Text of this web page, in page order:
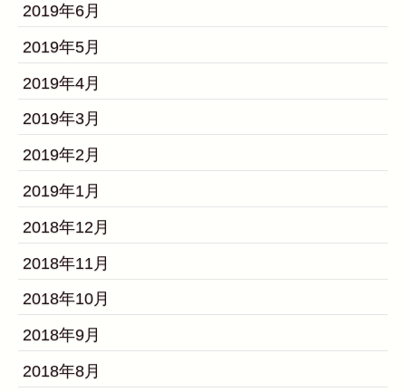
2019年6月
2019年5月
2019年4月
2019年3月
2019年2月
2019年1月
2018年12月
2018年11月
2018年10月
2018年9月
2018年8月